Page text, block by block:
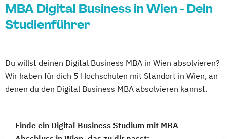
MBA Digital Business in Wien - Dein
Studienführer
Du willst deinen Digital Business MBA in Wien absolvieren?
Wir haben für dich 5 Hochschulen mit Standort in Wien, an
denen du den Digital Business MBA absolvieren kannst.
Finde ein Digital Business Studium mit MBA